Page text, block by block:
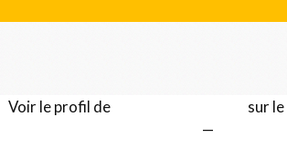
Voir le profil de sur